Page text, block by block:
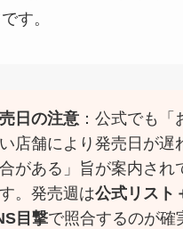
す。
日の注意 ：公式でも「
店舗により発売日が遅
がある」旨が案内され
。発売週は公式リスト
目撃で照合するのが確